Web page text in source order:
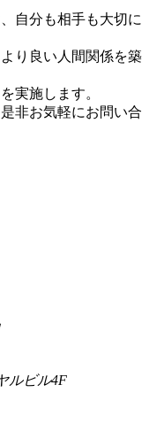
自分も相手も大切に
り良い人間関係を築
実施します。
非お気軽にお問い合
ルビル4F